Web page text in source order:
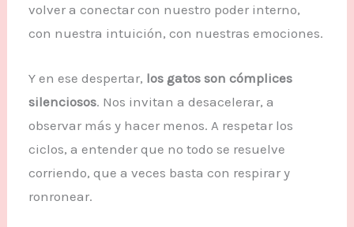
volver a conectar con nuestro poder interno,
con nuestra intuición, con nuestras emociones.
Y en ese despertar, los gatos son cómplices
silenciosos. Nos invitan a desacelerar, a
observar más y hacer menos. A respetar los
ciclos, a entender que no todo se resuelve
corriendo, que a veces basta con respirar y
ronronear.